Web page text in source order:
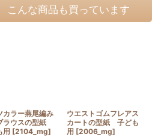
こんな商品も買っています
カラー燕尾編み
ラウスの型紙
用 [2104_mg]
ウエストゴムフレアス
カートの型紙 子ども
用 [2006_mg]